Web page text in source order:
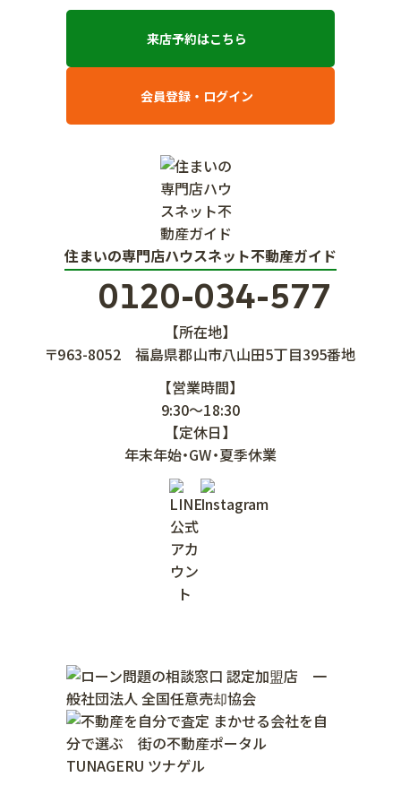
来店予約はこちら
会員登録・ログイン
住まいの専門店ハウスネット不動産ガイド
0120-034-577
【所在地】
〒963-8052
福島県郡山市八山田5丁目395番地
【営業時間】
9:30～18:30
【定休日】
年末年始・GW・夏季休業